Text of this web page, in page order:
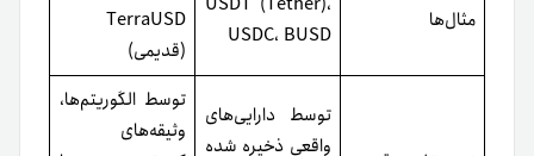
ریسک‌های اصلی
ریسک اعتماد به
خطر ورشکستگی
ریسک الگوریتمی،
نوسانات وثیقه،
پیچیدگی مکانیزم
تثبیت